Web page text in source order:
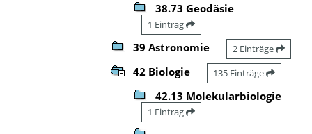
38.73 Geodäsie
1 Eintrag
39 Astronomie 2 Einträge
42 Biologie 135 Einträge
42.13 Molekularbiologie
1 Eintrag